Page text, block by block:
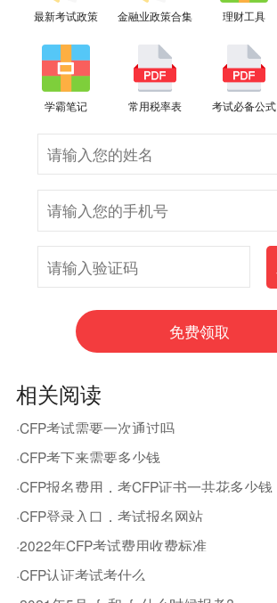
最新考试政策 金融业政策合集 理财工具
学霸笔记 常用税率表 考试必备公式
相关阅读
·CFP考试需要一次通过吗
·CFP考下来需要多少钱
·CFP报名费用，考CFP证书一共花多少钱
·CFP登录入口，考试报名网站
·2022年CFP考试费用收费标准
·CFP认证考试考什么